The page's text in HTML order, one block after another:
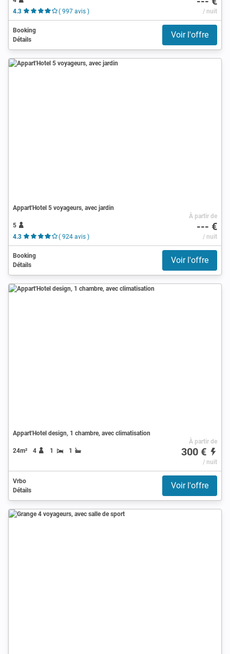
4.3
( 997 avis ) / nuit
Booking
Détails
Voir l'offre
Appart'Hotel 5 voyageurs, avec jardin
5
4.3
( 924 avis )
À partir de
--- €
/ nuit
Booking
Détails
Voir l'offre
Appart'Hotel design, 1 chambre, avec climatisation
24m² 4 1 1
À partir de
300 €
/ nuit
Vrbo
Détails
Voir l'offre